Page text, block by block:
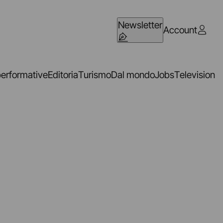
NewsletterAccount
EditoriaTurismoDal mondoJobsTelevision